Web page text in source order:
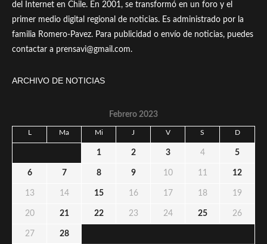
del Internet en Chile. En 2001, se transformó en un foro y el
primer medio digital regional de noticias. Es administrado por la
familia Romero-Pavez. Para publicidad o envío de noticias, puedes
contactar a prensavi@gmail.com.
ARCHIVO DE NOTICIAS
Febrero 2023
L Ma Mi J V S D
1 2 3 4 5
6 7 8 9 10 11 12
13 14 15 16 17 18 19
20 21 22 23 24 25 26
27 28